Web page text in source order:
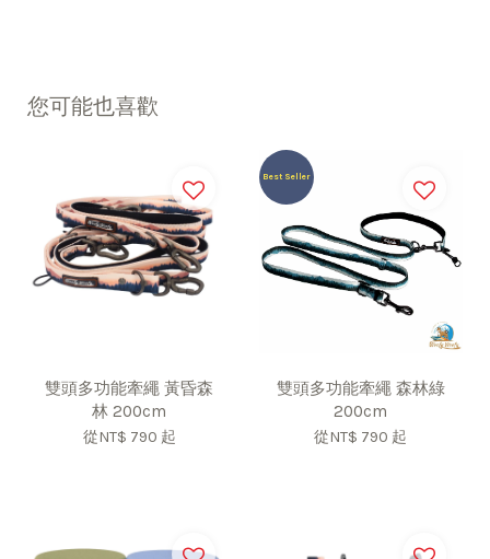
您可能也喜歡
雙頭多功能牽繩 黃昏森
林 200cm
從NT$ 790 起
Best Seller
雙頭多功能牽繩 森林綠
200cm
從NT$ 790 起